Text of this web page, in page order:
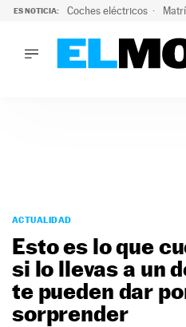
ES NOTICIA: Coches eléctricos
PODCAST
MOTOS
TECNOLOGÍA
SUPERCOCHES
MOTORTV
ACTUALIDAD
Esto es lo que
si lo llevas a un
te pueden dar
sorprender